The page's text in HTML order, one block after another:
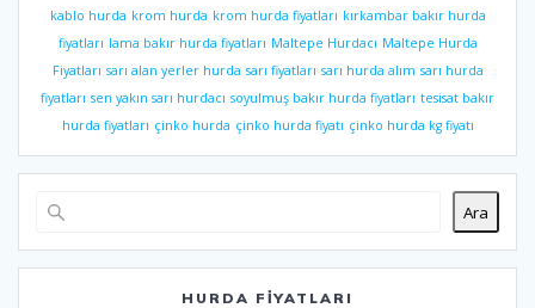
kablo hurda krom hurda krom hurda fiyatları kırkambar bakır hurda
fiyatları lama bakır hurda fiyatları Maltepe Hurdacı Maltepe Hurda
Fiyatları sarı alan yerler hurda sarı fiyatları sarı hurda alım sarı hurda
fiyatları sen yakın sarı hurdacı soyulmuş bakır hurda fiyatları tesisat bakır
hurda fiyatları çinko hurda çinko hurda fiyatı çinko hurda kg fiyatı
Ara
HURDA FIYATLARI